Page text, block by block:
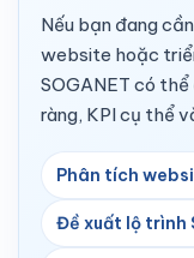
Nếu bạn đang
website hoặc
SOGANET có
ràng, KPI cụ thể
Phân tích
Đề xuất lộ trình